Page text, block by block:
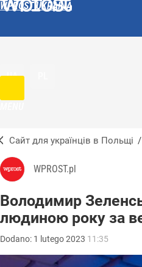
WPROST UKRAINA
UA
Сайт для українців в Польщі /
WPROST.pl
Володимир
людиною року за
Dodano: 1 lutego2023 11:35